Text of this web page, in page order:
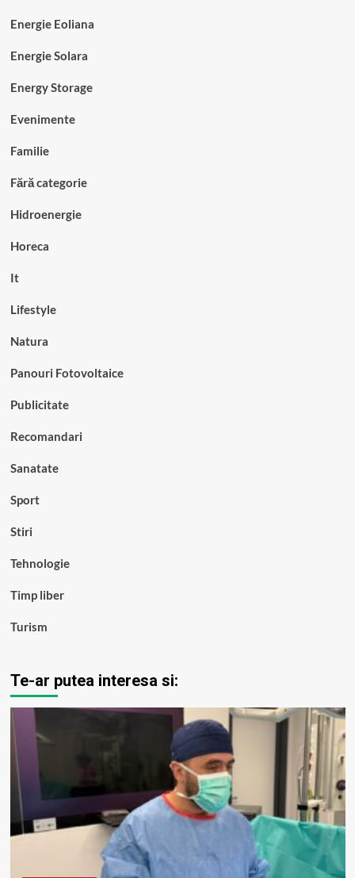
Energie Eoliana
Energie Solara
Energy Storage
Evenimente
Familie
Fără categorie
Hidroenergie
Horeca
It
Lifestyle
Natura
Panouri Fotovoltaice
Publicitate
Recomandari
Sanatate
Sport
Stiri
Tehnologie
Timp liber
Turism
Te-ar putea interesa si: